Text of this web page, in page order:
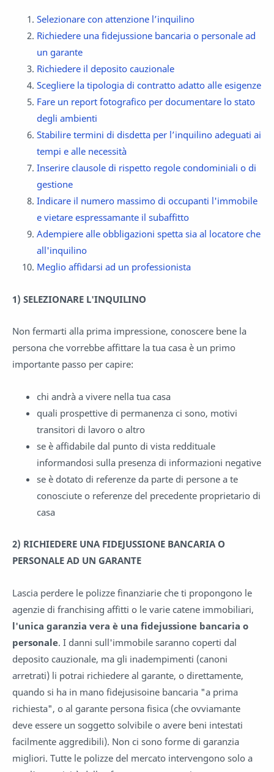
Selezionare con attenzione l’inquilino
Richiedere una fidejussione bancaria o personale ad
un garante
Richiedere il deposito cauzionale
Scegliere la tipologia di contratto adatto alle esigenze
Fare un report fotografico per documentare lo stato
degli ambienti
Stabilire termini di disdetta per l’inquilino adeguati ai
tempi e alle necessità
Inserire clausole di rispetto regole condominiali o di
gestione
Indicare il numero massimo di occupanti l'immobile
e vietare espressamante il subaffitto
Adempiere alle obbligazioni spetta sia al locatore che
all'inquilino
Meglio affidarsi ad un professionista
1) SELEZIONARE L'INQUILINO
Non fermarti alla prima impressione, conoscere bene la
persona che vorrebbe affittare la tua casa è un primo
importante passo per capire:
chi andrà a vivere nella tua casa
quali prospettive di permanenza ci sono, motivi
transitori di lavoro o altro
se è affidabile dal punto di vista reddituale
informandosi sulla presenza di informazioni negative
se è dotato di referenze da parte di persone a te
conosciute o referenze del precedente proprietario di
casa
2) RICHIEDERE UNA FIDEJUSSIONE BANCARIA O
PERSONALE AD UN GARANTE
Lascia perdere le polizze finanziarie che ti propongono le
agenzie di franchising affitti o le varie catene immobiliari,
l'unica garanzia vera è una fidejussione bancaria o
personale. I danni sull'immobile saranno coperti dal
deposito cauzionale, ma gli inadempimenti (canoni
arretrati) li potrai richiedere al garante, o direttamente,
quando si ha in mano fidejusisoine bancaria "a prima
richiesta", o al garante persona fisica (che ovviamante
deve essere un soggetto solvibile o avere beni intestati
facilmente aggredibili). Non ci sono forme di garanzia
migliori. Tutte le polizze del mercato intervengono solo a